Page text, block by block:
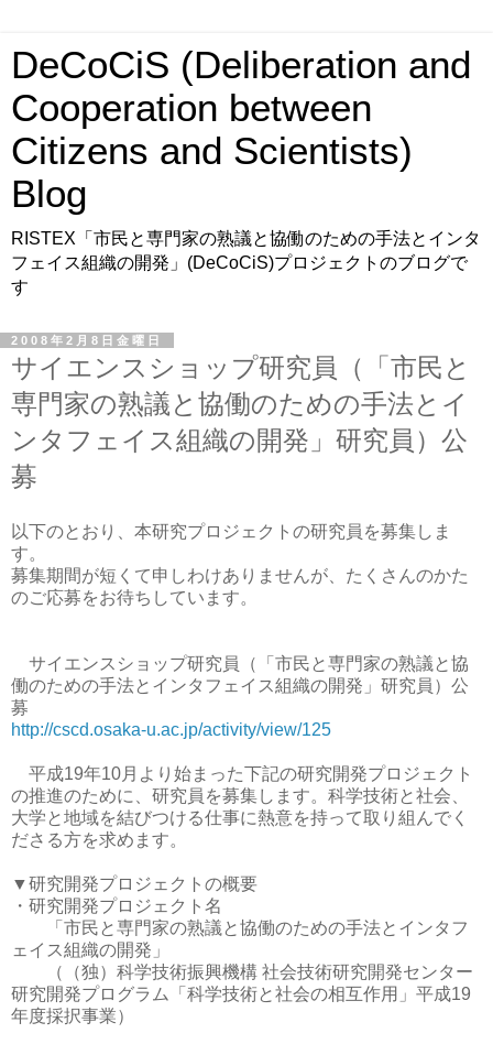
DeCoCiS (Deliberation and
Cooperation between
Citizens and Scientists)
Blog
RISTEX「市民と専門家の熟議と協働のための手法とインタ
フェイス組織の開発」(DeCoCiS)プロジェクトのブログで
す
2008年2月8日金曜日
サイエンスショップ研究員（「市民と
専門家の熟議と協働のための手法とイ
ンタフェイス組織の開発」研究員）公
募
以下のとおり、本研究プロジェクトの研究員を募集しま
す。
募集期間が短くて申しわけありませんが、たくさんのかた
のご応募をお待ちしています。
サイエンスショップ研究員（「市民と専門家の熟議と協
働のための手法とインタフェイス組織の開発」研究員）公
募
http://cscd.osaka-u.ac.jp/activity/view/125
平成19年10月より始まった下記の研究開発プロジェクト
の推進のために、研究員を募集します。科学技術と社会、
大学と地域を結びつける仕事に熱意を持って取り組んでく
ださる方を求めます。
▼研究開発プロジェクトの概要
・研究開発プロジェクト名
「市民と専門家の熟議と協働のための手法とインタフ
ェイス組織の開発」
（（独）科学技術振興機構 社会技術研究開発センター
研究開発プログラム「科学技術と社会の相互作用」平成19
年度採択事業）